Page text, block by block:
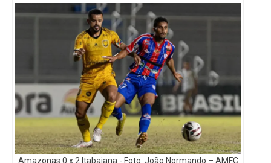
Amazonas 0 x 2 Itabaiana - Foto: João Normando – AMFC